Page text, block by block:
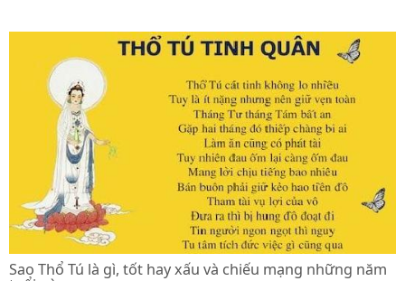
Sao Thổ Tú là gì, tốt hay xấu và chiếu mạng những năm